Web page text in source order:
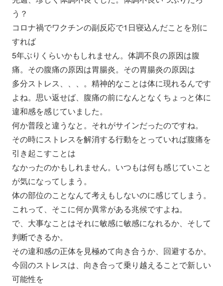
う？
コロナ禍でワクチンの副反応で1日寝込んだことを別に
すれば
5年ぶりくらいかもしれません。体調不良の原因は腹
痛。その腹痛の原因は胃腸炎。その胃腸炎の原因は
多分ストレス、、、。精神的なことは体に現れるんです
よね。思い返せば、腹痛の前になんとなくちょっと体に
違和感を感じていました。
何か普段と違うなと。それがサインだったのですね。
その時にストレスを解消する行動をとっていれば腹痛を
引き起こすことは
なかったのかもしれません。いつもは何も感じていこと
が気になってしまう。
体の部位のことなんて考えもしないのに感じてしまう。
これって、そこに何か異常がある兆候ですよね。
で、大事なことはそれに敏感に敏感になれるか、そして
判断できるか。
その違和感の正体を見極めて向き合うか、回避するか。
今回のストレスは、向き合って乗り越えることで新しい
可能性を